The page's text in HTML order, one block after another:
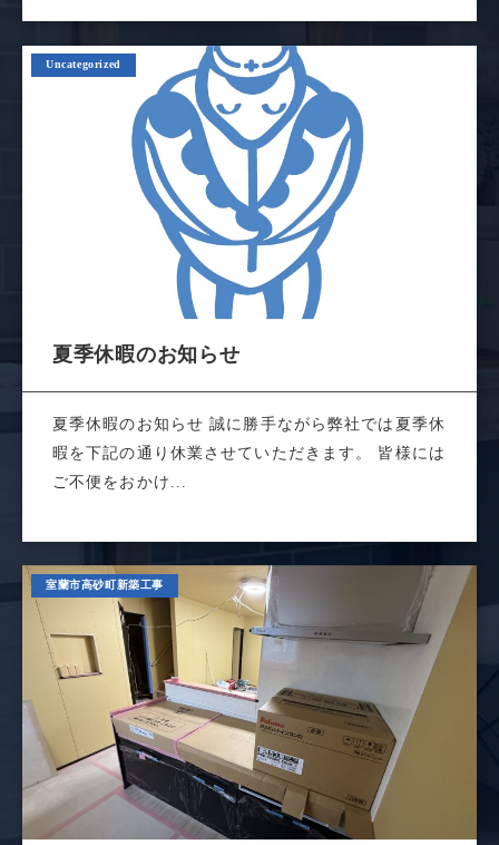
Uncategorized
夏季休暇のお知らせ
夏季休暇のお知らせ 誠に勝手ながら弊社では夏季休
暇を下記の通り休業させていただきます。 皆様には
ご不便をおかけ...
室蘭市高砂町新築工事